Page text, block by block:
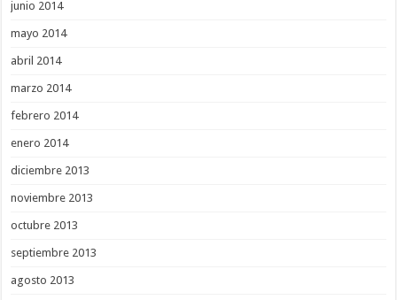
junio 2014
mayo 2014
abril 2014
marzo 2014
febrero 2014
enero 2014
diciembre 2013
noviembre 2013
octubre 2013
septiembre 2013
agosto 2013